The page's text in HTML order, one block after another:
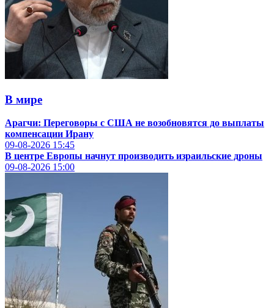
В мире
Арагчи: Переговоры с США не возобновятся до выплаты
компенсации Ирану
09-08-2026 15:45
В центре Европы начнут производить израильские дроны
09-08-2026 15:00